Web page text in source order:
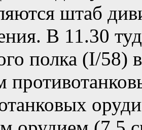
штаб
В 11.30
полка (I/58)